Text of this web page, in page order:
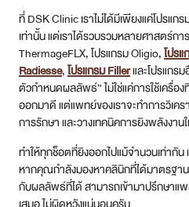
ที่ DSK Clinic เราไม่ได้มีเพียงแค่โปรแก
เท่านั้น แต่เราได้รวบรวมหลายศาสตร์กา
ThermageFLX, โปรแกรม Oligio,โปร
Radiesse,โปรแกรม Fillerและโปรแกรม
ตัวกำหนดผลลัพธ์” ไม่ใช่แค่การใช้เครื่อ
ออกมาดี แต่แพทย์ของเราจะทำการวิเค
การรักษา และวางเทคนิคการยิงพลังงาน
ทำให้ทุกช็อตที่ยิงออกไปแม้จำนวนเท่า
หากคุณกำลังมองหาคลินิกที่ได้มาตรฐา
กับผลลัพธ์ที่ได้ สามารถเข้ามาปรึกษาแ